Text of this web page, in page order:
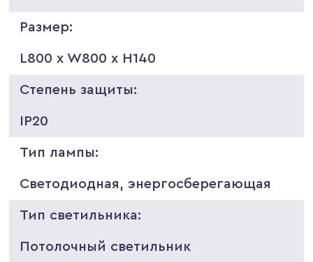
Размер:
L800 x W800 x H140
Степень защиты:
IP20
Тип лампы:
Светодиодная, энергосберегающая
Тип светильника:
Потолочный светильник